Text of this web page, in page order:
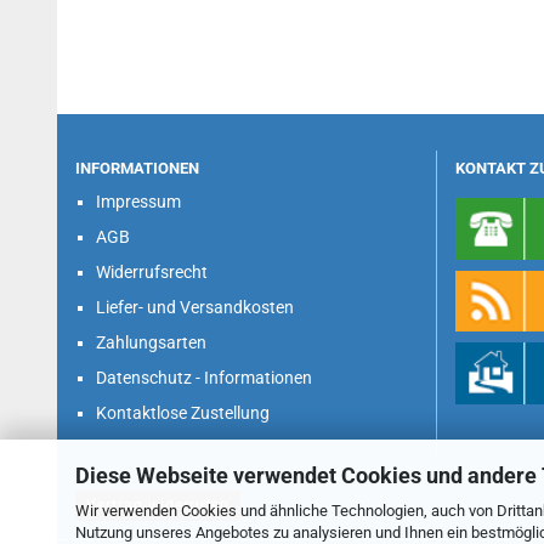
Diese Webseite verwendet Cookies und
Wir verwenden Cookies und ähnliche Technologien, auch von
Nutzung unseres Angebotes zu analysieren und Ihnen ein
INFORMATIONEN
Impressum
AGB
Widerrufsrecht
Liefer- und Versandkosten
Zahlungsarten
Datenschutz - Informationen
Kontaktlose Zustellung
KONTAKT
Vertrag widerrufen